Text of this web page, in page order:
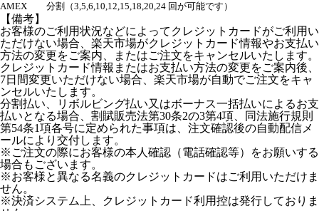
AMEX
分割（3,5,6,10,12,15,18,20,24 回が可能です）
【備考】
お客様のご利用状況などによってクレジットカードがご利用い
ただけない場合、楽天市場がクレジットカード情報やお支払い
方法の変更をご案内、またはご注文をキャンセルいたします。
クレジットカード情報またはお支払い方法の変更をご案内後、
7日間変更いただけない場合、楽天市場が自動でご注文をキャ
ンセルいたします。
分割払い、リボルビング払い又はボーナス一括払いによるお支
払いとなる場合、割賦販売法第30条2の3第4項、同法施行規則
第54条1項各号に定められた事項は、注文確認後の自動配信メ
ールにより交付します。
※ご注文の際にお客様の本人確認（電話確認等）をお願いする
場合もございます。
※お客様と異なる名義のクレジットカードはご利用いただけま
せん。
※決済システム上、クレジットカード利用控は発行しておりま